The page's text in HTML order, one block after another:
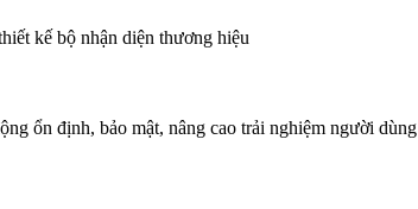
kế bộ nhận diện thương hiệu
ổn định, bảo mật, nâng cao trải nghiệm người dùng